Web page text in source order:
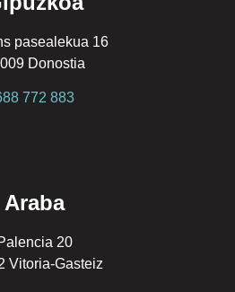
pasealekua 16
Donostia
772 883
Araba
20
Vitoria-Gasteiz